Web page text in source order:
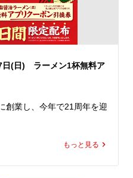
り、ボリューム満点かつ本
お楽しみいただけるよう、
々麺」もご用意しました。
シビカラマシ」（有料）で
能です。
節にぴったりな「シビカラ
担々麺」。
ナーで魁力屋こだわりの夏
日(日) ラーメン1杯無料ア
創業し、今年で21周年を迎
もっと見る